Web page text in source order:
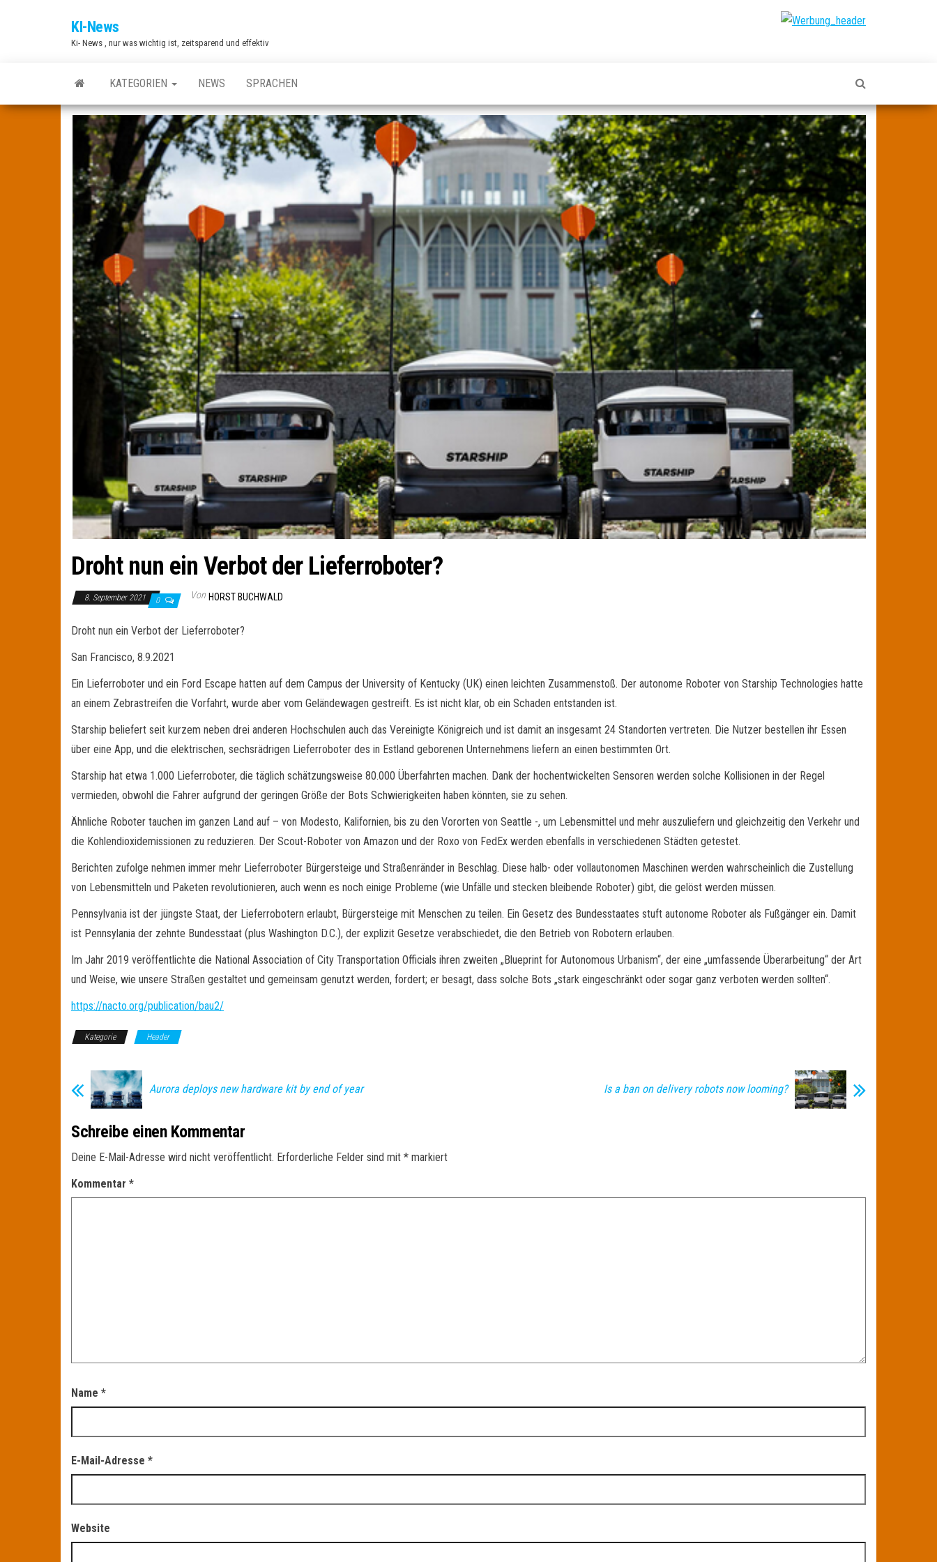
KI-News
Ki- News , nur was wichtig ist, zeitsparend und effektiv
KATEGORIEN NEWS SPRACHEN
Droht nun ein Verbot der Lieferroboter?
8. September 2021 0 Von HORST BUCHWALD
Droht nun ein Verbot der Lieferroboter?
San Francisco, 8.9.2021
Ein Lieferroboter und ein Ford Escape hatten auf dem Campus der University of Kentucky (UK) einen leichten Zusammenstoß. Der autonome Roboter von Starship Technologies hatte
an einem Zebrastreifen die Vorfahrt, wurde aber vom Geländewagen gestreift. Es ist nicht klar, ob ein Schaden entstanden ist.
Starship beliefert seit kurzem neben drei anderen Hochschulen auch das Vereinigte Königreich und ist damit an insgesamt 24 Standorten vertreten. Die Nutzer bestellen ihr Essen
über eine App, und die elektrischen, sechsrädrigen Lieferroboter des in Estland geborenen Unternehmens liefern an einen bestimmten Ort.
Starship hat etwa 1.000 Lieferroboter, die täglich schätzungsweise 80.000 Überfahrten machen. Dank der hochentwickelten Sensoren werden solche Kollisionen in der Regel
vermieden, obwohl die Fahrer aufgrund der geringen Größe der Bots Schwierigkeiten haben könnten, sie zu sehen.
Ähnliche Roboter tauchen im ganzen Land auf – von Modesto, Kalifornien, bis zu den Vororten von Seattle -, um Lebensmittel und mehr auszuliefern und gleichzeitig den Verkehr und
die Kohlendioxidemissionen zu reduzieren. Der Scout-Roboter von Amazon und der Roxo von FedEx werden ebenfalls in verschiedenen Städten getestet.
Berichten zufolge nehmen immer mehr Lieferroboter Bürgersteige und Straßenränder in Beschlag. Diese halb- oder vollautonomen Maschinen werden wahrscheinlich die Zustellung
von Lebensmitteln und Paketen revolutionieren, auch wenn es noch einige Probleme (wie Unfälle und stecken bleibende Roboter) gibt, die gelöst werden müssen.
Pennsylvania ist der jüngste Staat, der Lieferrobotern erlaubt, Bürgersteige mit Menschen zu teilen. Ein Gesetz des Bundesstaates stuft autonome Roboter als Fußgänger ein. Damit
ist Pennsylania der zehnte Bundesstaat (plus Washington D.C.), der explizit Gesetze verabschiedet, die den Betrieb von Robotern erlauben.
Im Jahr 2019 veröffentlichte die National Association of City Transportation Officials ihren zweiten „Blueprint for Autonomous Urbanism“, der eine „umfassende Überarbeitung“ der Art
und Weise, wie unsere Straßen gestaltet und gemeinsam genutzt werden, fordert; er besagt, dass solche Bots „stark eingeschränkt oder sogar ganz verboten werden sollten“.
https://nacto.org/publication/bau2/
Kategorie Header
Aurora deploys new hardware kit by end of year Is a ban on delivery robots now looming?
Schreibe einen Kommentar
Deine E-Mail-Adresse wird nicht veröffentlicht. Erforderliche Felder sind mit * markiert
Kommentar *
Name *
E-Mail-Adresse *
Website